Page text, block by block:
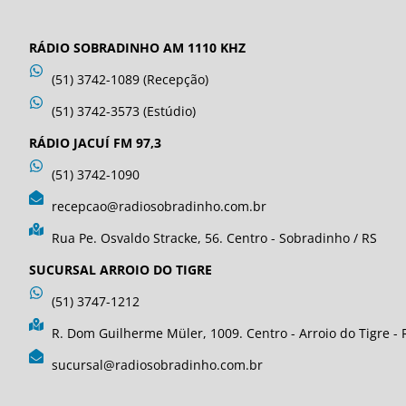
RÁDIO SOBRADINHO AM 1110 KHZ
(51) 3742-1089 (Recepção)
(51) 3742-3573 (Estúdio)
RÁDIO JACUÍ FM 97,3
(51) 3742-1090
recepcao@radiosobradinho.com.br
Rua Pe. Osvaldo Stracke, 56. Centro - Sobradinho / RS
SUCURSAL ARROIO DO TIGRE
(51) 3747-1212
R. Dom Guilherme Müler, 1009. Centro - Arroio do Tigre -
sucursal@radiosobradinho.com.br